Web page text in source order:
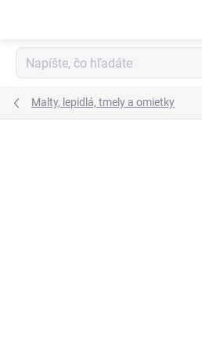
Malty, lepidlá, tmely a omietky